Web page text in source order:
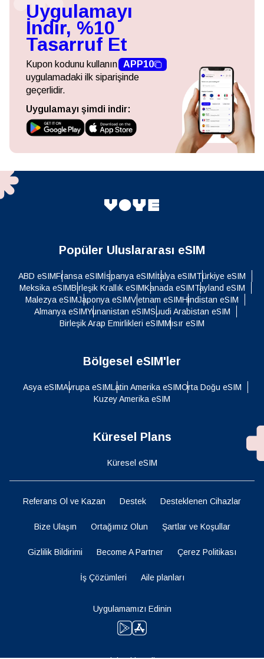
Uygulamayı
İndir, %10
Tasarruf Et
Kupon kodunu kullanın APP10
uygulamadaki ilk siparişinde
geçerlidir.
Uygulamayı şimdi indir:
Popüler Uluslararası eSIM
ABD eSIMFransa eSIMİspanya eSIMİtalya eSIMTürkiye eSIM
Meksika eSIMBirleşik Krallık eSIMKanada eSIMTayland eSIM
Malezya eSIMJaponya eSIMVietnam eSIMHindistan eSIM
Almanya eSIMYunanistan eSIMSuudi Arabistan eSIM
Birleşik Arap Emirlikleri eSIMMısır eSIM
Bölgesel eSIM'ler
Asya eSIMAvrupa eSIMLatin Amerika eSIMOrta Doğu eSIM
Kuzey Amerika eSIM
Küresel Plans
Küresel eSIM
Referans Ol ve Kazan Destek Desteklenen Cihazlar
Bize Ulaşın Ortağımız Olun Şartlar ve Koşullar
Gizlilik Bildirimi Become A Partner Çerez Politikası
İş Çözümleri Aile planları
Uygulamamızı Edinin